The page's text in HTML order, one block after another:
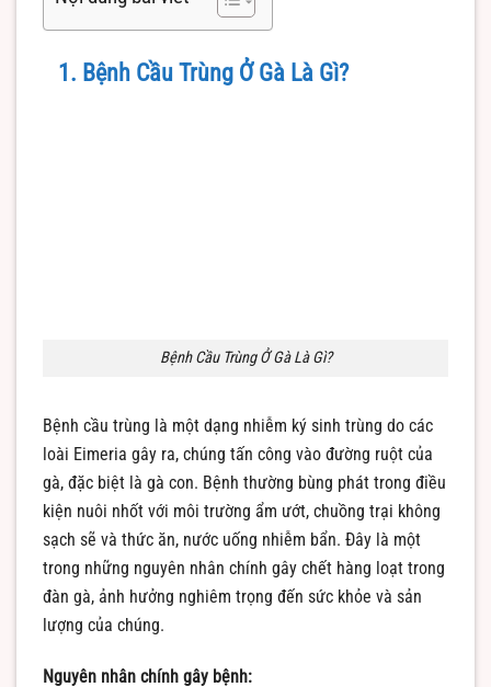
1. Bệnh Cầu Trùng Ở Gà Là Gì?
Bệnh Cầu Trùng Ở Gà Là Gì?
Bệnh cầu trùng là một dạng nhiễm ký sinh trùng do các
loài Eimeria gây ra, chúng tấn công vào đường ruột của
gà, đặc biệt là gà con. Bệnh thường bùng phát trong điều
kiện nuôi nhốt với môi trường ẩm ướt, chuồng trại không
sạch sẽ và thức ăn, nước uống nhiễm bẩn. Đây là một
trong những nguyên nhân chính gây chết hàng loạt trong
đàn gà, ảnh hưởng nghiêm trọng đến sức khỏe và sản
lượng của chúng.
Nguyên nhân chính gây bệnh: